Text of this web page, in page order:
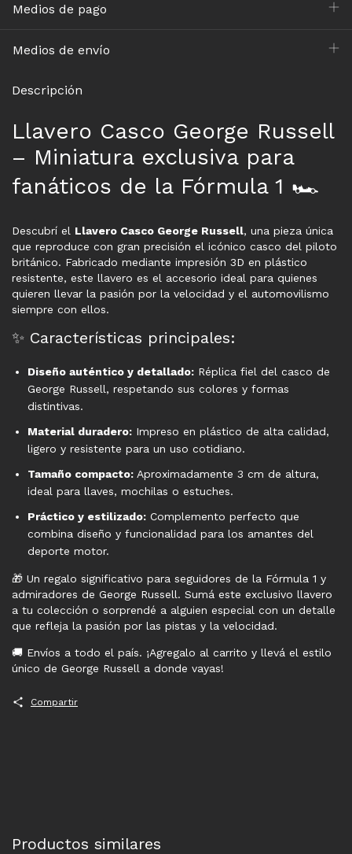
Medios de pago
Medios de envío
Descripción
Llavero Casco George Russell
– Miniatura exclusiva para
fanáticos de la Fórmula 1 🏎️
Descubrí el Llavero Casco George Russell, una pieza única
que reproduce con gran precisión el icónico casco del piloto
británico. Fabricado mediante impresión 3D en plástico
resistente, este llavero es el accesorio ideal para quienes
quieren llevar la pasión por la velocidad y el automovilismo
siempre con ellos.
✨ Características principales:
Diseño auténtico y detallado: Réplica fiel del casco de
George Russell, respetando sus colores y formas
distintivas.
Material duradero: Impreso en plástico de alta calidad,
ligero y resistente para un uso cotidiano.
Tamaño compacto: Aproximadamente 3 cm de altura,
ideal para llaves, mochilas o estuches.
Práctico y estilizado: Complemento perfecto que
combina diseño y funcionalidad para los amantes del
deporte motor.
🎁 Un regalo significativo para seguidores de la Fórmula 1 y
admiradores de George Russell. Sumá este exclusivo llavero
a tu colección o sorprendé a alguien especial con un detalle
que refleja la pasión por las pistas y la velocidad.
🚚 Envíos a todo el país. ¡Agregalo al carrito y llevá el estilo
único de George Russell a donde vayas!
Compartir
Productos similares